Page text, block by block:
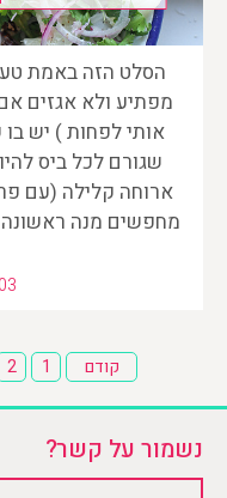
הסלט הזה באמת
מפתיע ולא אגזים
אותי לפחות ) יש
שגורם לכל ביס
ארוחה קלילה (עם
מחפשים מנה
קודם 1
2
נשמור על קשר?